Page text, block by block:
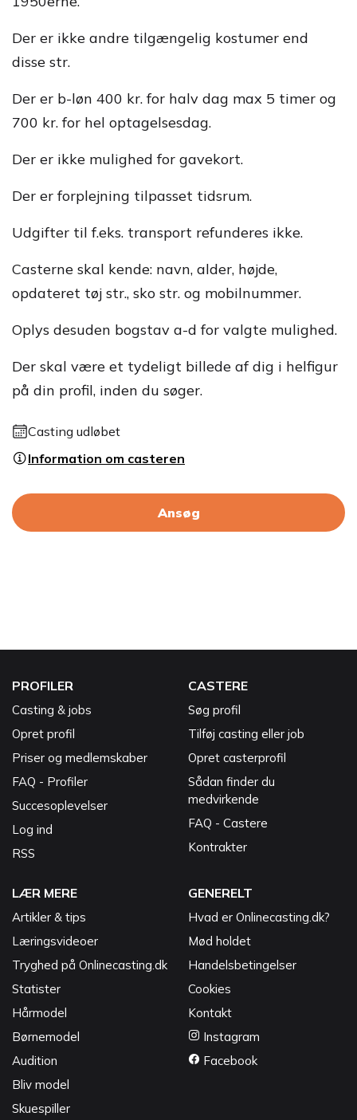
Der er ikke andre tilgængelig kostumer end
disse str.
Der er b-løn 400 kr. for halv dag max 5 timer og
700 kr. for hel optagelsesdag.
Der er ikke mulighed for gavekort.
Der er forplejning tilpasset tidsrum.
Udgifter til f.eks. transport refunderes ikke.
Casterne skal kende: navn, alder, højde,
opdateret tøj str., sko str. og mobilnummer.
Oplys desuden bogstav a-d for valgte mulighed.
Der skal være et tydeligt billede af dig i helfigur
på din profil, inden du søger.
Casting udløbet
Information om casteren
Ansøg
PROFILER
Casting & jobs
Opret profil
Priser og medlemskaber
FAQ - Profiler
Succesoplevelser
Log ind
RSS
CASTERE
Søg profil
Tilføj casting eller job
Opret casterprofil
Sådan finder du
medvirkende
FAQ - Castere
Kontrakter
LÆR MERE
Artikler & tips
Læringsvideoer
Tryghed på Onlinecasting.dk
Statister
Hårmodel
Børnemodel
Audition
Bliv model
Skuespiller
GENERELT
Hvad er Onlinecasting.dk?
Mød holdet
Handelsbetingelser
Cookies
Kontakt
Instagram
Facebook